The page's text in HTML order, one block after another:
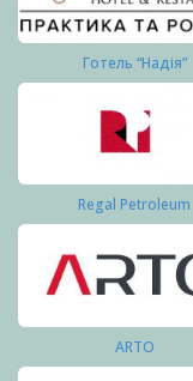
Готель “Надія”
Regal Petroleum
ARTO